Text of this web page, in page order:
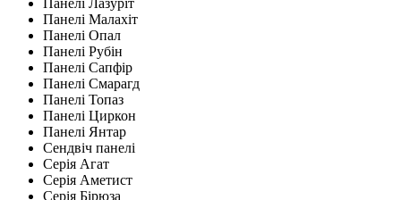
Панелі Лазуріт
Панелі Малахіт
Панелі Опал
Панелі Рубін
Панелі Сапфір
Панелі Смарагд
Панелі Топаз
Панелі Циркон
Панелі Янтар
Сендвіч панелі
Серія Агат
Серія Аметист
Серія Бірюза